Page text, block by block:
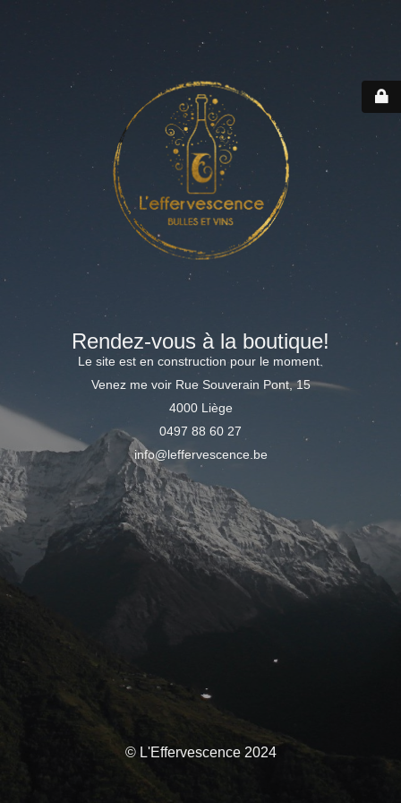
Rendez-vous à la boutique!
Le site est en construction pour le moment.
Venez me voir Rue Souverain Pont, 15
4000 Liège
0497 88 60 27
info@leffervescence.be
© L'Effervescence 2024